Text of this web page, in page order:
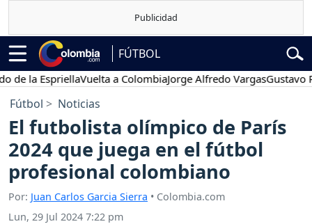
FÚTBOL
EspriellaVuelta a ColombiaJorge Alfredo VargasGustavo Petro
Fútbol Noticias
El futbolista olímpico de París
2024 que juega en el fútbol
profesional colombiano
Por: Juan Carlos Garcia Sierra • Colombia.com
Lun, 29 Jul 2024 7:22 pm